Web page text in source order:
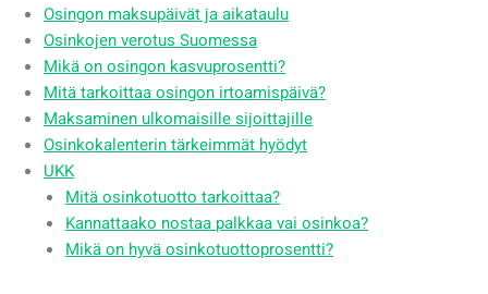
Osingon maksupäivät ja aikataulu
Osinkojen verotus Suomessa
Mikä on osingon kasvuprosentti?
Mitä tarkoittaa osingon irtoamispäivä?
Maksaminen ulkomaisille sijoittajille
Osinkokalenterin tärkeimmät hyödyt
UKK
Mitä osinkotuotto tarkoittaa?
Kannattaako nostaa palkkaa vai osinkoa?
Mikä on hyvä osinkotuottoprosentti?